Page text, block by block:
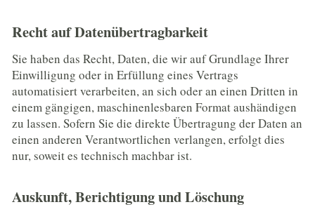
Recht auf Daten­übertrag­barkeit
Sie haben das Recht, Daten, die wir auf Grundlage Ihrer
Einwilligung oder in Erfüllung eines Vertrags
automatisiert verarbeiten, an sich oder an einen Dritten in
einem gängigen, maschinenlesbaren Format aushändigen
zu lassen. Sofern Sie die direkte Übertragung der Daten an
einen anderen Verantwortlichen verlangen, erfolgt dies
nur, soweit es technisch machbar ist.
Auskunft, Berichtigung und Löschung